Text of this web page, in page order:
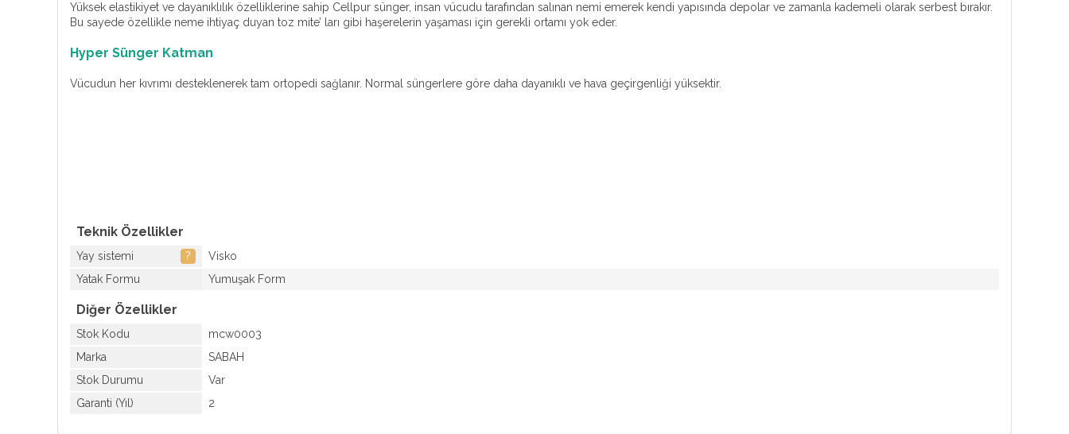
Yüksek elastikiyet ve dayanıklılık özelliklerine sahip Cellpur sünger, insan vücudu tarafından salınan nemi emerek kendi yapısında depolar ve zamanla kademeli olarak serbest bırakır.
Bu sayede özellikle neme ihtiyaç duyan toz mite’ ları gibi haşerelerin yaşaması için gerekli ortamı yok eder.
Hyper Sünger Katman
Vücudun her kıvrımı desteklenerek tam ortopedi sağlanır. Normal süngerlere göre daha dayanıklı ve hava geçirgenliği yüksektir.
Teknik Özellikler
Yay sistemi ?
Visko
Yatak Formu
Yumuşak Form
Diğer Özellikler
Stok Kodu
mcw0003
Marka
SABAH
Stok Durumu
Var
Garanti (Yıl)
2